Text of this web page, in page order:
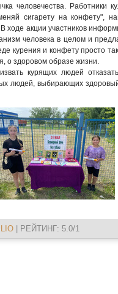
человечества. Работники
сигарету на конфету",
ходе акции участников
человека в целом и
курения и конфету просто
о здоровом образе жизни.
курящих людей
людей, выбирающих
| РЕЙТИНГ: 5.0/1